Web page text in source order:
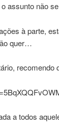
assunto não
à parte,
quer…
a todos